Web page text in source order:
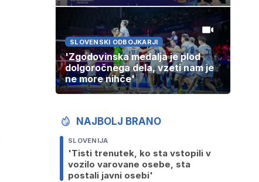
SLOVENSKI ODBOJKARJI
'Zgodovinska medalja je plod
dolgoročnega dela, vzeti nam je
ne more nihče'
NAJBOLJ BRANO
SLOVENIJA
'Tisti trenutek, ko sta vstopili v
vozilo varovane osebe, sta
postali javni osebi'